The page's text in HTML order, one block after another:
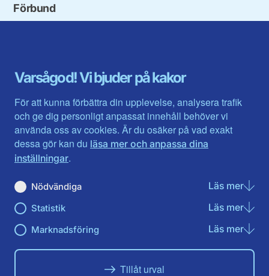
Varsågod! Vi bjuder på kakor
För att kunna förbättra din upplevelse, analysera trafik
och ge dig personligt anpassat innehåll behöver vi
använda oss av cookies. Är du osäker på vad exakt
dessa gör kan du läsa mer och anpassa dina
inställningar.
Nödvändiga Läs merom
Statistik Läs merom
Marknadsföring Läs merom
Tillåt urval
Förbund
Gävleborg
Halland
Jämtlands län
Jönköpings län
Kalmar län
Kronobergs län
Norrbotten
Skåne län
Värmlands län
Västerbotten
Västra Götaland
Västernorrland
Västmanland
Örebro län
Östergötland
Du hittar oss här på sociala medier
FacebookInstagram